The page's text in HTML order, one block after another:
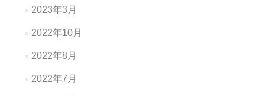
2023年3月
2022年10月
2022年8月
2022年7月